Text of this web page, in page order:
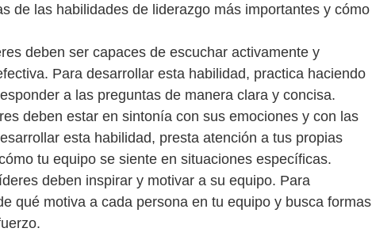
de las habilidades de liderazgo más importantes y cómo
deben ser capaces de escuchar activamente y
Para desarrollar esta habilidad, practica haciendo
a las preguntas de manera clara y concisa.
deben estar en sintonía con sus emociones y con las
esta habilidad, presta atención a tus propias
tu equipo se siente en situaciones específicas.
deben inspirar y motivar a su equipo. Para
qué motiva a cada persona en tu equipo y busca formas